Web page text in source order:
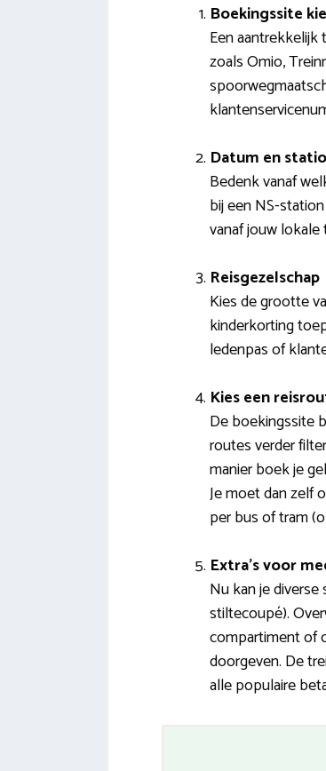
Boekingssite
Een
zoals Omio,
Datum en
Bedenk vanaf
bij een NS-
vanaf jouw
Reisgezelschap
Kies de grootte
kinderkorting
ledenpas of
Kies een
De boekingssite
routes verder
manier boek je
Je moet dan zelf
per bus of tram
Extra’s voor
Nu kan je
stiltecoupé).
compartiment of
doorgeven. De
alle populaire